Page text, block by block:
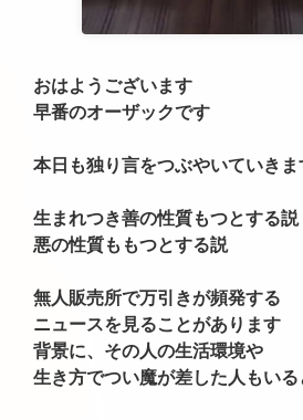
おはようございます
早番のオーザックです
本日も独り言をつぶやいていきま
生まれつき善の性質もつとする説
悪の性質ももつとする説
無人販売所で万引きが頻発する
ニュースを見ることがあります
背景に、その人の生活環境や
生き方でつい魔が差した人もい